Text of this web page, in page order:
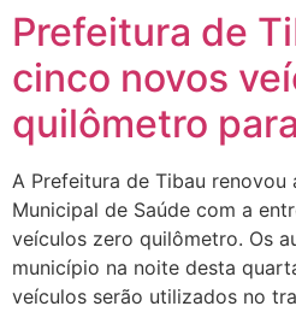
Prefeitura de
cinco novos
quilômetro
A Prefeitura de Tibau
Municipal de Saúde com a
veículos zero quilômetro. Os
município na noite desta
veículos serão utilizados no